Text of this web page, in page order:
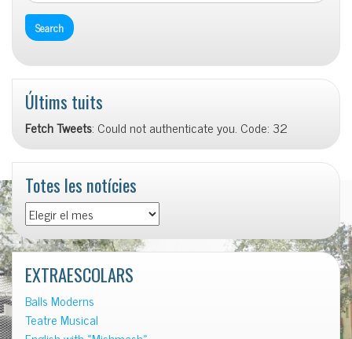
Últims tuits
Fetch Tweets: Could not authenticate you. Code: 32
Totes les notícies
EXTRAESCOLARS
Balls Moderns
Teatre Musical